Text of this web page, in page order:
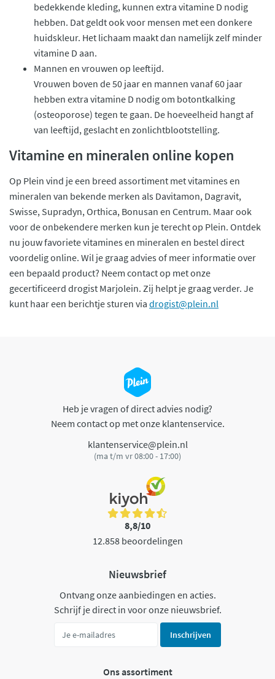
bedekkende kleding, kunnen extra vitamine D nodig
hebben. Dat geldt ook voor mensen met een donkere
huidskleur. Het lichaam maakt dan namelijk zelf minder
vitamine D aan.
Mannen en vrouwen op leeftijd.
Vrouwen boven de 50 jaar en mannen vanaf 60 jaar
hebben extra vitamine D nodig om botontkalking
(osteoporose) tegen te gaan. De hoeveelheid hangt af
van leeftijd, geslacht en zonlichtblootstelling.
Vitamine en mineralen online kopen
Op Plein vind je een breed assortiment met vitamines en
mineralen van bekende merken als Davitamon, Dagravit,
Swisse, Supradyn, Orthica, Bonusan en Centrum. Maar ook
voor de onbekendere merken kun je terecht op Plein. Ontdek
nu jouw favoriete vitamines en mineralen en bestel direct
voordelig online. Wil je graag advies of meer informatie over
een bepaald product? Neem contact op met onze
gecertificeerd drogist Marjolein. Zij helpt je graag verder. Je
kunt haar een berichtje sturen via drogist@plein.nl
Heb je vragen of direct advies nodig?
Neem contact op met onze klantenservice.
klantenservice@plein.nl
(ma t/m vr 08:00 - 17:00)
8,8/10
12.858 beoordelingen
Nieuwsbrief
Ontvang onze aanbiedingen en acties.
Schrijf je direct in voor onze nieuwsbrief.
Inschrijven
Ons assortiment